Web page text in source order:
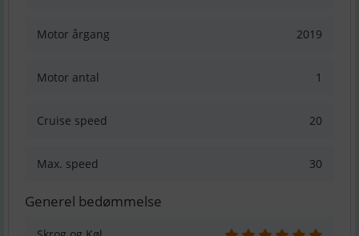
Motor årgang 2019
Motor antal 1
Cruise speed 20
Max. speed 30
Generel bedømmelse